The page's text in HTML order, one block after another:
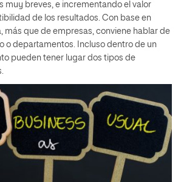
muy breves, e incrementando el valor
de los resultados. Con base en
más que de empresas, conviene hablar de
o departamentos. Incluso dentro de un
pueden tener lugar dos tipos de